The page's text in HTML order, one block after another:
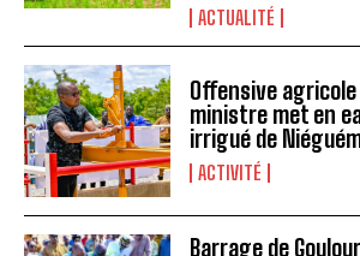
ACTUALITÉ
Offensive
ministre met en
irrigué de
ACTIVITÉ
Barrage de